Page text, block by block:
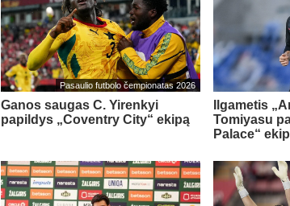
Pasaulio futbolo čempionatas 2026
Ganos saugas C. Yirenkyi
papildys „Coventry City“ ekipą
Ilgametis
Tomiyasu
Palace“